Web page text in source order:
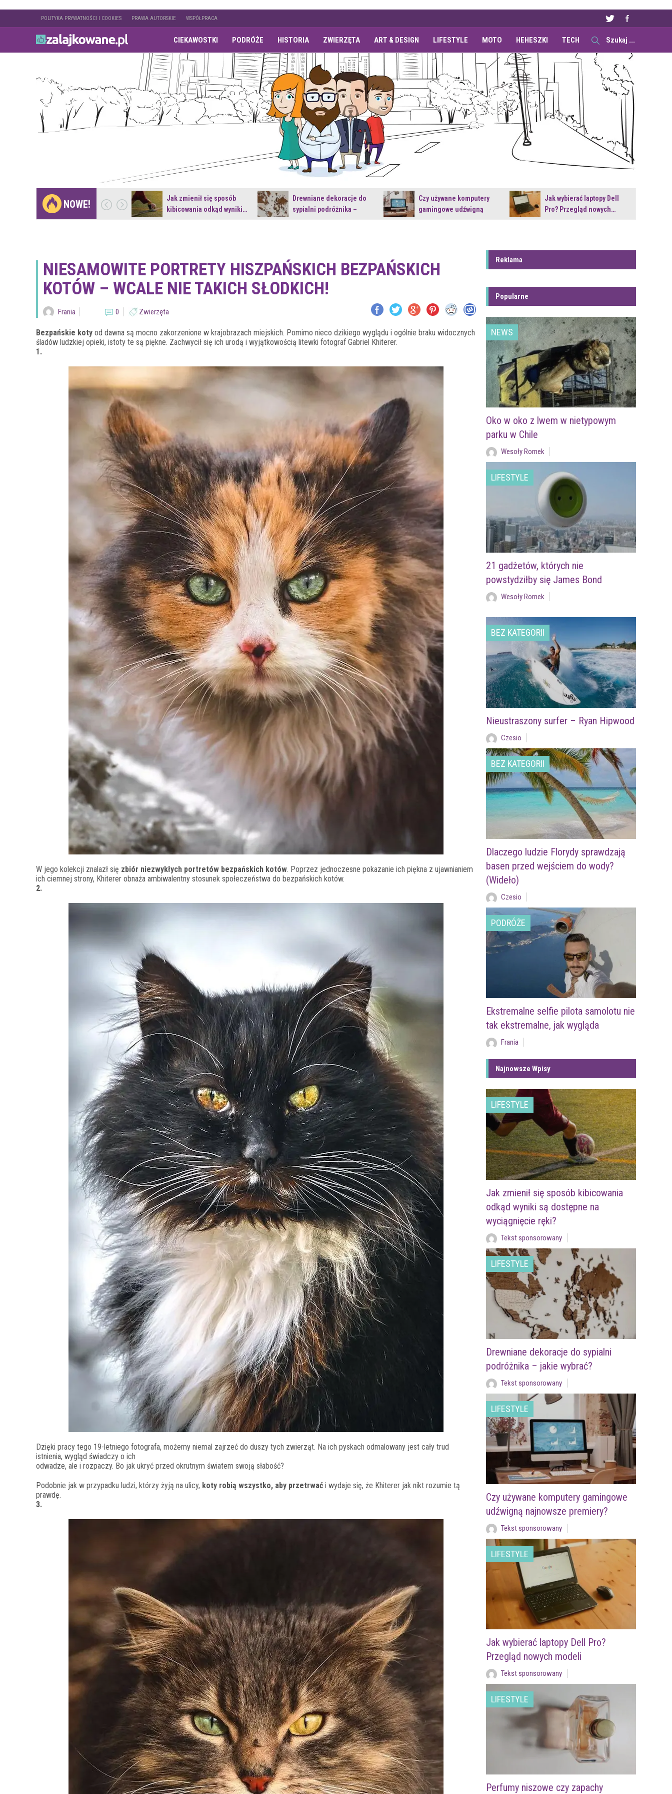
POLITYKA PRYWATNOŚCI I COOKIES PRAWA AUTORSKIE WSPÓŁPRACA
CIEKAWOSTKI PODRÓŻE HISTORIA ZWIERZĘTA ART & DESIGN LIFESTYLE MOTO HEHESZKI TECH
NOWE!
Gdzie pojechać na
weekend z naturą w…
Jak zmienił się sposób
kibicowania odkąd wyniki…
Drewniane dekoracje do
sypialni podróżnika –
Czy używane komputery
gamingowe udźwigną
Jak wybierać laptopy Dell
Pro? Przegląd nowych…
NIESAMOWITE PORTRETY HISZPAŃSKICH BEZPAŃSKICH
KOTÓW – WCALE NIE TAKICH SŁODKICH!
Frania 0 Zwierzęta
Bezpańskie koty od dawna są mocno zakorzenione w krajobrazach miejskich. Pomimo nieco dzikiego wyglądu i ogólnie braku widocznych
śladów ludzkiej opieki, istoty te są piękne. Zachwycił się ich urodą i wyjątkowością litewki fotograf Gabriel Khiterer.
1.
W jego kolekcji znalazł się zbiór niezwykłych portretów bezpańskich kotów. Poprzez jednoczesne pokazanie ich piękna z ujawnianiem
ich ciemnej strony, Khiterer obnaża ambiwalentny stosunek społeczeństwa do bezpańskich kotów.
2.
Dzięki pracy tego 19-letniego fotografa, możemy niemal zajrzeć do duszy tych zwierząt. Na ich pyskach odmalowany jest cały trud
istnienia, wygląd świadczy o ich
odwadze, ale i rozpaczy. Bo jak ukryć przed okrutnym światem swoją słabość?
Podobnie jak w przypadku ludzi, którzy żyją na ulicy, koty robią wszystko, aby przetrwać i wydaje się, że Khiterer jak nikt rozumie tą
prawdę.
3.
Reklama
Popularne
NEWS
Oko w oko z lwem w nietypowym
parku w Chile
Wesoły Romek
LIFESTYLE
21 gadżetów, których nie
powstydziłby się James Bond
Wesoły Romek
BEZ KATEGORII
Nieustraszony surfer – Ryan Hipwood
Czesio
BEZ KATEGORII
Dlaczego ludzie Florydy sprawdzają
basen przed wejściem do wody?
(Wideło)
Czesio
PODRÓŻE
Ekstremalne selfie pilota samolotu nie
tak ekstremalne, jak wygląda
Frania
Najnowsze Wpisy
LIFESTYLE
Jak zmienił się sposób kibicowania
odkąd wyniki są dostępne na
wyciągnięcie ręki?
Tekst sponsorowany
LIFESTYLE
Drewniane dekoracje do sypialni
podróżnika – jakie wybrać?
Tekst sponsorowany
LIFESTYLE
Czy używane komputery gamingowe
udźwigną najnowsze premiery?
Tekst sponsorowany
LIFESTYLE
Jak wybierać laptopy Dell Pro?
Przegląd nowych modeli
Tekst sponsorowany
LIFESTYLE
Perfumy niszowe czy zapachy